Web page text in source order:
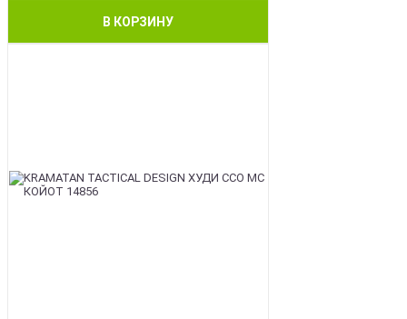
В КОРЗИНУ